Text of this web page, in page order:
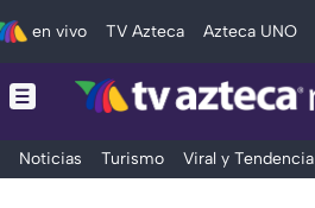
en vivo TV Azteca Azteca UNO
Noticias Turismo Viral y Tendencia